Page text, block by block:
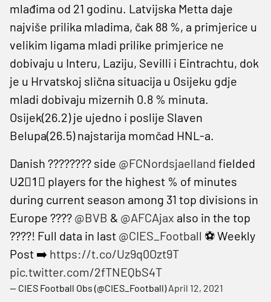
mlađima od 21 godinu. Latvijska Metta daje
najviše prilika mladima, čak 88 %, a primjerice u
velikim ligama mladi prilike primjerice ne
dobivaju u Interu, Laziju, Sevilli i Eintrachtu, dok
je u Hrvatskoj slična situacija u Osijeku gdje
mladi dobivaju mizernih 0.8 % minuta.
Osijek(26.2) je ujedno i poslije Slaven
Belupa(26.5) najstarija momčad HNL-a.
Danish ???????? side @FCNordsjaelland fielded
U2⃣1⃣ players for the highest % of minutes
during current season among 31 top divisions in
Europe ???? @BVB & @AFCAjax also in the top
????! Full data in last @CIES_Football ⚽️ Weekly
Post ➡️ https://t.co/Uz9q0Ozt9T
pic.twitter.com/2fTNEQbS4T
— CIES Football Obs (@CIES_Football)April 12, 2021